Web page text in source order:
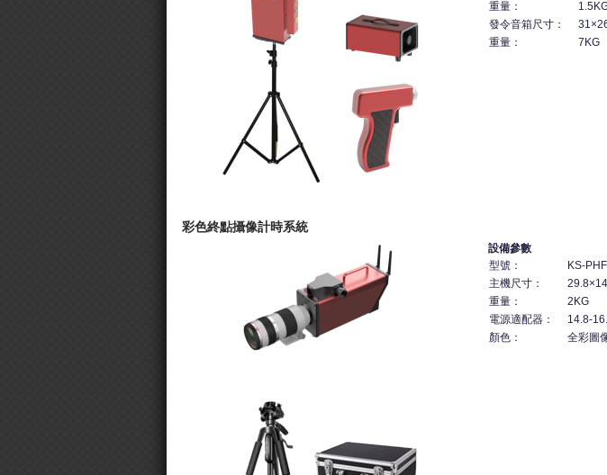
重量：
發令音箱尺寸：
重量：
7KG
彩色終點攝像計時系統
設備參數
型號：
KS-
主機尺寸：
重量：
2KG
電源適配器：
14.8-
顏色：
全彩圖